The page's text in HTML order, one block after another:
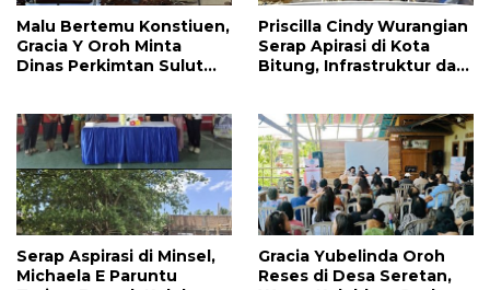
Malu Bertemu Konstiuen,
Gracia Y Oroh Minta
Dinas Perkimtan Sulut
Jalan di Tandengan I
Priscilla Cindy Wurangian
Serap Apirasi di Kota
Bitung, Infrastruktur dan
Warga
Serap Aspirasi di Minsel,
Michaela E Paruntu
Gracia Yubelinda Oroh
Reses di Desa Seretan,